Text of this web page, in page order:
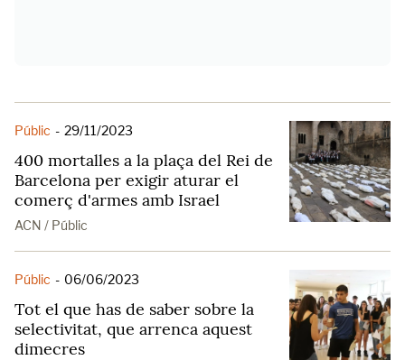
Públic - 29/11/2023
400 mortalles a la plaça del Rei de
Barcelona per exigir aturar el
comerç d'armes amb Israel
ACN / Públic
Públic - 06/06/2023
Tot el que has de saber sobre la
selectivitat, que arrenca aquest
dimecres